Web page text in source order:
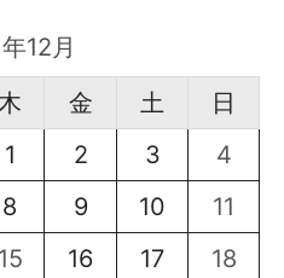
12月
金 土
日
1
2 3
4
8 9 10
11
15 16 17
18